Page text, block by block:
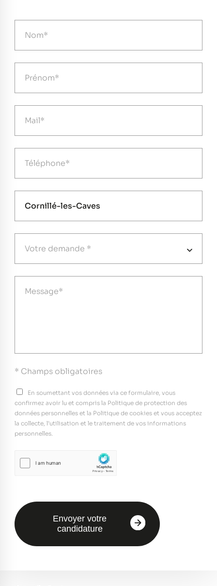
* Champs obligatoires
En soumettant vos données via ce formulaire, vous
confirmez avoir lu et compris la Politique de protection des
données personnelles et la Politique de cookies et vous acceptez
la collecte, l’utilisation et le traitement de vos informations
personnelles.
Envoyer votre
candidature